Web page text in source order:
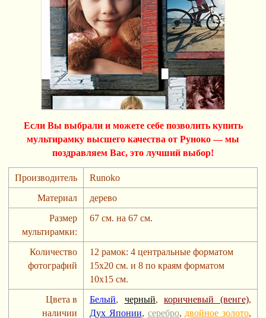
Если Вы выбрали и можете себе позволить купить
мультирамку высшего качества от Руноко — мы
поздравляем Вас, это лучший выбор!
Производитель
Runoko
Материал
дерево
Размер
мультирамки:
67 см. на 67 см.
Количество
фотографий
12 рамок: 4 центральные форматом
15х20 см. и 8 по краям форматом
10х15 см.
Цвета в
наличии
Белый, черный,коричневый (венге),
Дух Японии, серебро, двойное золото,